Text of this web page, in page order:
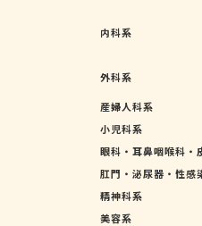
内科系
外科系
産婦人科系
小児科系
眼科・耳鼻咽喉科・
肛門・泌尿器・性感
精神科系
美容系